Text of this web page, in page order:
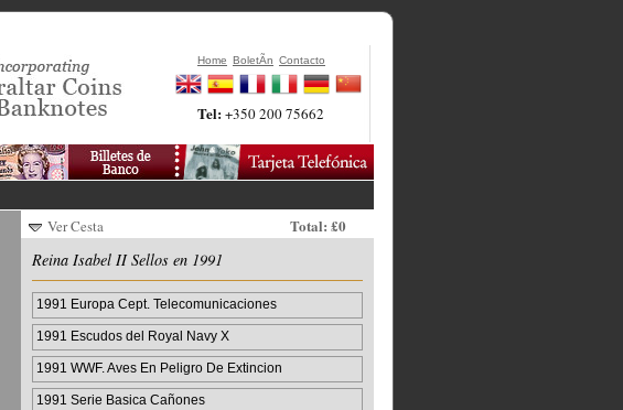
Home BoletÃ­n Contacto
Tel:+350 200 75662
Ver Cesta
Total: £0
Reina Isabel II Sellos en 1991
1991 Europa Cept. Telecomunicaciones
1991 Escudos del Royal Navy X
1991 WWF. Aves En Peligro De Extincion
1991 Serie Basica Cañones